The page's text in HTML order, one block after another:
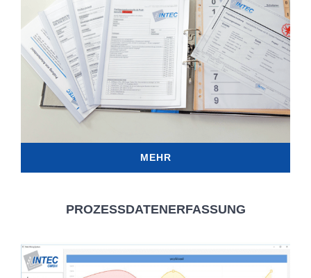
MEHR
PROZESSDATENERFASSUNG